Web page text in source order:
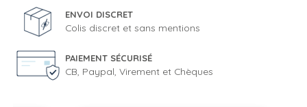
ENVOI DISCRET
Colis discret et sans mentions
PAIEMENT SÉCURISÉ
CB, Paypal, Virement et Chèques